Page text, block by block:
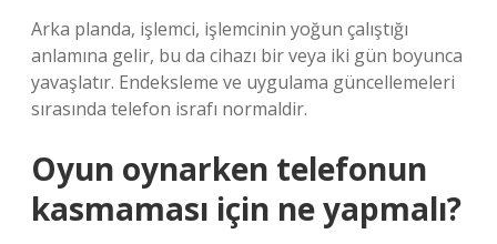
Arka planda, işlemci, işlemcinin yoğun çalıştığı
anlamına gelir, bu da cihazı bir veya iki gün boyunca
yavaşlatır. Endeksleme ve uygulama güncellemeleri
sırasında telefon israfı normaldir.
Oyun oynarken telefonun
kasmaması için ne yapmalı?